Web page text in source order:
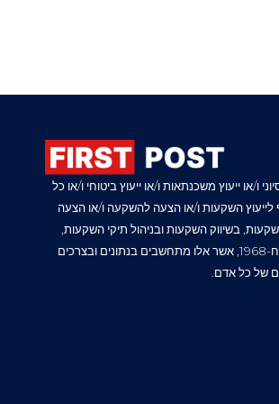
ו/או ייעוץ משכנתאות ו/או ייעוץ ביטוחי ו/או כל
לייעוץ השקעות ו/או הצעה להשקעה ו/או הצעה
בשיווק השקעות ובניהול תיקי השקעות,
תשנ"ה-1995, ולפי חוק ניירות ערך, תשכ"ח-1968, אשר אלו מתחשבים בנתונים ובצרכים
של כל אדם.